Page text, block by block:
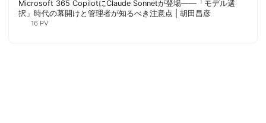
Microsoft 365 CopilotにClaude Sonnetが登場——「モデル選
択」時代の幕開けと管理者が知るべき注意点 | 胡田昌彦
16 PV